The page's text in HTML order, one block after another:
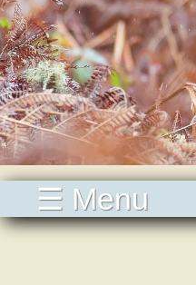
☰ Menu